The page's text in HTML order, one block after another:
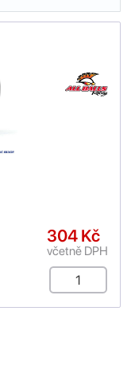
304 Kč
včetně DPH